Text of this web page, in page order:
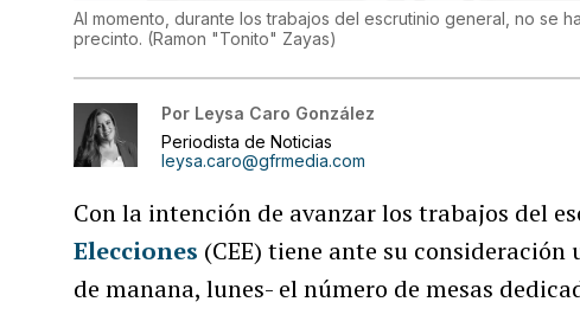
Al momento, durante los trabajos del escrutinio general, no se
precinto. (Ramon "Tonito" Zayas)
Por Leysa Caro González
Periodista de Noticias
leysa.caro@gfrmedia.com
Con la intención de avanzar los trabajos del
Elecciones (CEE) tiene ante su
de manana, lunes- el número de mesas